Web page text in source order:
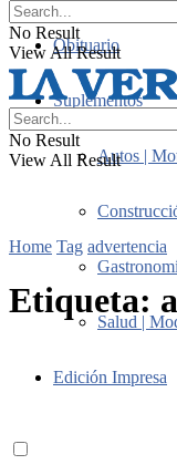
Obituario
Suplementos
Autos |
Salud |
Edición Impresa
No Result
View All Result
No Result
View All Result
Home Tag advertencia
Etiqueta: